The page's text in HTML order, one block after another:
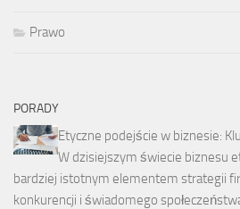
Prawo
PORADY
Etyczne podejście w biznesie:
W dzisiejszym świecie biznesu
bardziej istotnym elementem strategii
konkurencji i świadomego